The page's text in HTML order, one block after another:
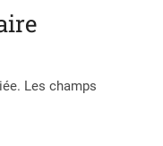
Les champs